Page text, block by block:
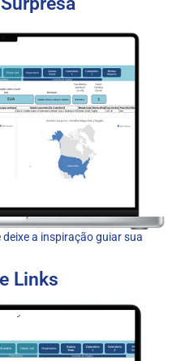
a inspiração guiar sua
Links